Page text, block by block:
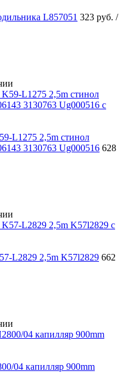
L857051 323 руб. /
L1275 2,5m стинол
3130763 Ug000516 628
L2829 2,5m K57l2829 662
04 капилляр 900mm